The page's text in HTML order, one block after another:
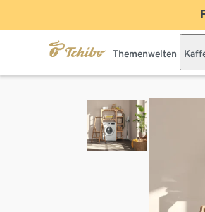
Themenwelten